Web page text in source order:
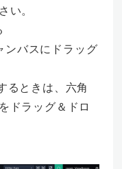
い。
ンバスにドラッグ
ときは、 六角
をドラッグ＆ドロ